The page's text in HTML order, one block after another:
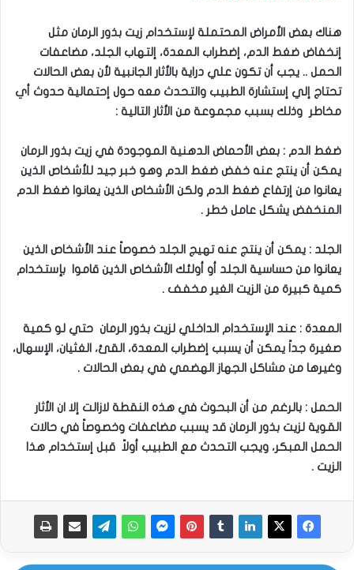
هناك بعض الأمراض المحتملة لإستخدام زيت بذور الرمان مثل
إنخفاض ضغط الدم، إضطراب المعدة، إلتهاب الجلد، مضاعفات
الحمل .. يجب أن تكون علي دراية بالأثار الجانبية لأن بعض الحالات
تحتاج إلي إستشارة الطبيب والتحدث معه حول إحتمالية حدوث أي
مخاطر وذلك بسبب مجموعة من الأثار التالية :
ضغط الدم : بعض الأحماض الدهنية الموجودة في زيت بذور الرمان
يمكن أن ينتج عنه خفض ضغط الدم وهو خبر جيد للأشخاص الذين
يعانوا من إرتفاع ضغط الدم ولكن الأشخاص الذين يعانوا ضغط الدم
المنخفض يشكل عامل خطر .
الجلد : يمكن أن ينتج عنه تهيج الجلد خصوصاً عند الأشخاص الذين
يعانوا من حساسية الجلد أو أولئك الأشخاص الذين قاموا بإستخدام
كمية كبيرة من الزيت الغير مخفف .
المعدة : عند الإستخدام الداخلي لزيت بذور الرمان حتي لو كمية
صغيرة جداً يمكن أن يسبب إضطراب المعدة، القئ، الغثيان، الإسهال،
وغيرها من مشاكل الجهاز الهضمي في بعض الحالات .
الحمل : بالرغم من أن البحوث في هذه النقطة لازالت إلا ان الأثار
القوية لزيت بذور الرمان قد يسبب مضاعفات وخصوصاً في حالات
الحمل المبكر، ويجب التحدث مع الطبيب أولاً قبل إستخدام هذا
الزيت .